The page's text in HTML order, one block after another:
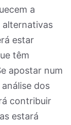
a
estar
têm
apostar num
dos
contribuir
estará